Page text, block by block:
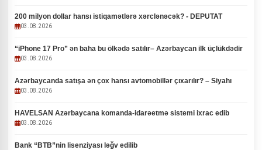
200 milyon dollar hansı istiqamətlərə xərclənəcək? - DEPUTAT
03.08.2026
“iPhone 17 Pro” ən baha bu ölkədə satılır– Azərbaycan ilk üçlükdədir
03.08.2026
Azərbaycanda satışa ən çox hansı avtomobillər çıxarılır? – Siyahı
03.08.2026
HAVELSAN Azərbaycana komanda-idarəetmə sistemi ixrac edib
03.08.2026
Bank “BTB”nin lisenziyası ləğv edilib